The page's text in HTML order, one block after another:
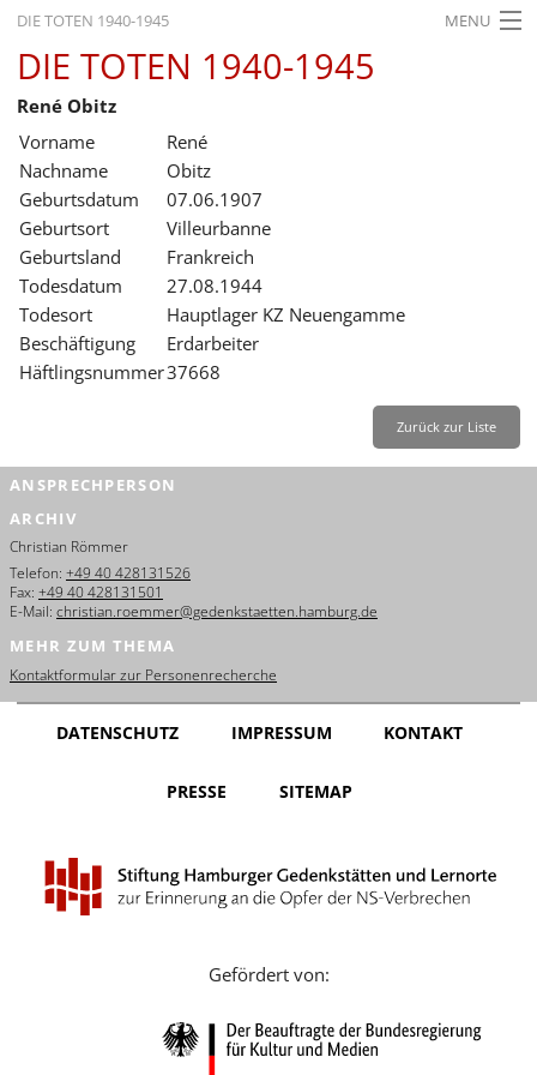
DIE TOTEN 1940-1945 MENU
STARTSEITE
AKTUELLES
AUSSTELLUNGEN
GESCHICHTE
BILDUNG
FORSCHUNG
SERVICE
Français
Dansk
Español
Nederlands
Português
Русский
Leichte Sprache
DIE TOTEN 1940-1945
René Obitz
Vorname
René
Nachname
Obitz
Geburtsdatum
07.06.1907
Geburtsort
Villeurbanne
Geburtsland
Frankreich
Todesdatum
27.08.1944
Todesort
Hauptlager KZ Neuengamme
Beschäftigung
Erdarbeiter
Häftlingsnummer37668
Zurück zur Liste
ANSPRECHPERSON
ARCHIV
Christian Römmer
Telefon: +49 40 428131526
Fax: +49 40 428131501
E-Mail: christian.roemmer@gedenkstaetten.hamburg.de
MEHR ZUM THEMA
Kontaktformular zur Personenrecherche
DATENSCHUTZ IMPRESSUM KONTAKT
PRESSE SITEMAP
Gefördert von: